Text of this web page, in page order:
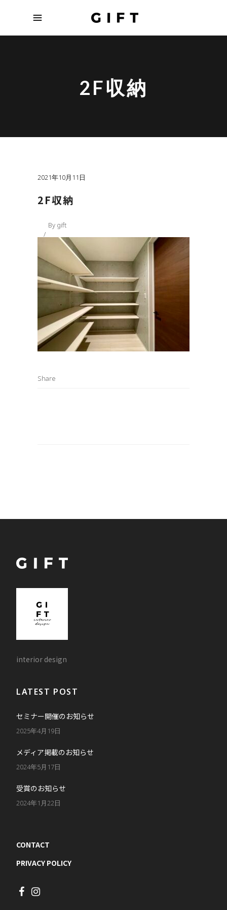
2F収納
2021年10月11日
2F収納
By gift
Share
interior design
LATEST POST
セミナー開催のお知らせ
2025年4月19日
メディア掲載のお知らせ
2024年5月17日
受賞のお知らせ
2024年1月22日
CONTACT
PRIVACY POLICY